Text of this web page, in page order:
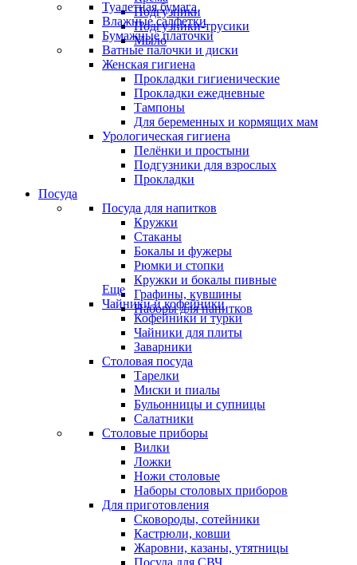
Подгузники
Подгузники-трусики
Мыло
Туалетная бумага
Влажные салфетки
Бумажные платочки
Ватные палочки и диски
Женская гигиена
Прокладки гигиенические
Прокладки ежедневные
Тампоны
Для беременных и кормящих мам
Урологическая гигиена
Пелёнки и простыни
Подгузники для взрослых
Прокладки
Посуда
Посуда для напитков
Кружки
Стаканы
Бокалы и фужеры
Рюмки и стопки
Кружки и бокалы пивные
Графины, кувшины
Наборы для напитков
Еще
Чайники и кофейники
Кофейники и турки
Чайники для плиты
Заварники
Столовая посуда
Тарелки
Миски и пиалы
Бульонницы и супницы
Салатники
Столовые приборы
Вилки
Ложки
Ножи столовые
Наборы столовых приборов
Для приготовления
Сковороды, сотейники
Кастрюли, ковши
Жаровни, казаны, утятницы
Посуда для СВЧ